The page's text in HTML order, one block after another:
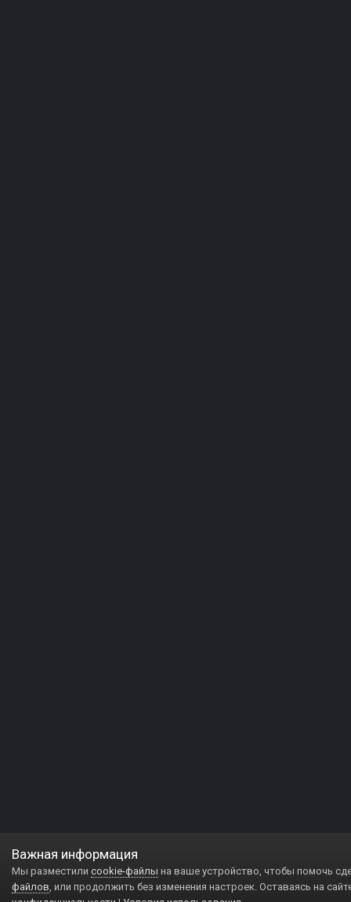
Важная информация
Мы разместили cookie-файлы на ваше устройство, чтобы помочь
файлов, или продолжить без изменения настроек. Оставаясь на